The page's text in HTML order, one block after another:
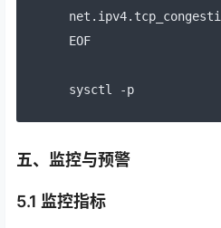
net . ipv4.
EOF
sysctl -p
五、监控与预警
5.1 监控指标